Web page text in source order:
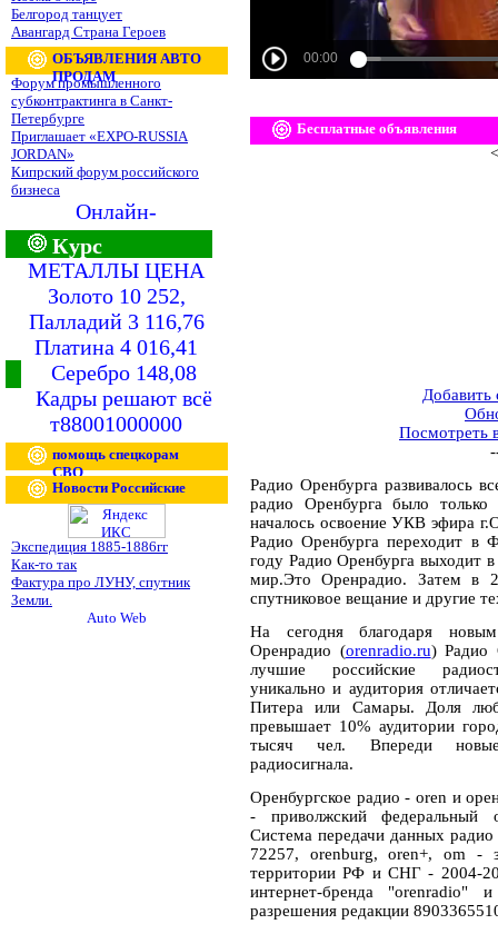
Белгород танцует
Авангард Страна Героев
ОБЪЯВЛЕНИЯ АВТО
ПРОДАМ
Форум промышленного
субконтрактинга в Санкт-
Петербурге
Приглашает «EXPO-RUSSIA
JORDAN»
Кипрский форум российского
бизнеса
Онлайн-
Курс
МЕТАЛЛЫ ЦЕНА
Золото 10 252,
Палладий 3 116,76
Платина 4 016,41
Серебро 148,08
Кадры решают всё
т88001000000
помощь спецкорам
СВО
Новости Российские
Экспедиция 1885-1886гг
Как-то так
Фактура про ЛУНУ, спутник
Земли.
Бесплатные объявления
Посмотреть
Радио Оренбурга развивалось
радио Оренбурга было
началось освоение УКВ эфира
Радио Оренбурга переходит
году Радио Оренбурга выходит в
мир.Это Оренрадио. Затем в
спутниковое вещание и другие
На сегодня благодаря
Оренрадио (orenradio.ru) Радио
лучшие российские
уникально и аудитория
Питера или Самары. Доля
превышает 10% аудитории
тысяч чел. Впереди новые
радиосигнала.
Оренбургское радио - oren и
- приволжский федеральный
Система передачи данных
72257, orenburg, oren+, om -
территории РФ и СНГ - 2004-
интернет-бренда "orenradio"
разрешения редакции